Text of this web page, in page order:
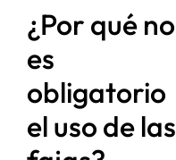
¿Por qué no
es
obligatorio
el uso de las